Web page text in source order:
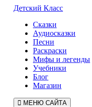
Детский Класс
Сказки
Аудиосказки
Песни
Раскраски
Мифы и легенды
Учебники
Блог
Магазин
МЕНЮ САЙТА